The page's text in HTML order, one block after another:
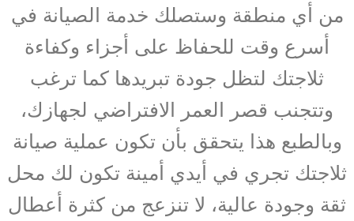
من أي منطقة وستصلك خدمة الصيانة في
أسرع وقت للحفاظ على أجزاء وكفاءة
ثلاجتك لتظل جودة تبريدها كما ترغب
وتتجنب قصر العمر الافتراضي لجهازك،
وبالطبع هذا يتحقق بأن تكون عملية صيانة
ثلاجتك تجري في أيدي أمينة تكون لك محل
ثقة وجودة عالية، لا تنزعج من كثرة أعطال